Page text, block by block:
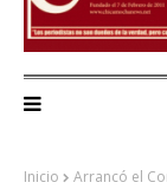
Inicio Arrancó el